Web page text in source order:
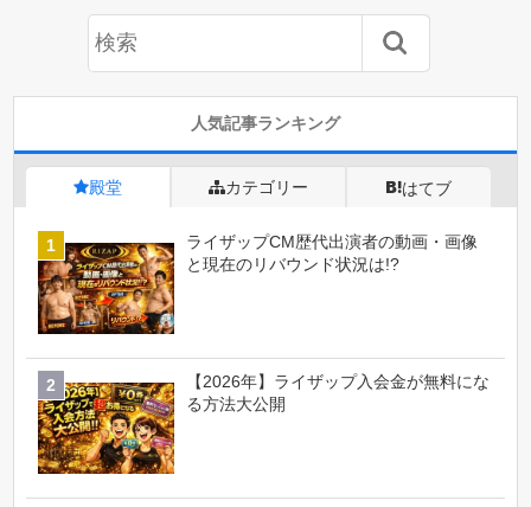
人気記事ランキング
殿堂 カテゴリー はてブ
ライザップCM歴代出演者の動画・画像
と現在のリバウンド状況は!?
【2026年】ライザップ入会金が無料にな
る方法大公開